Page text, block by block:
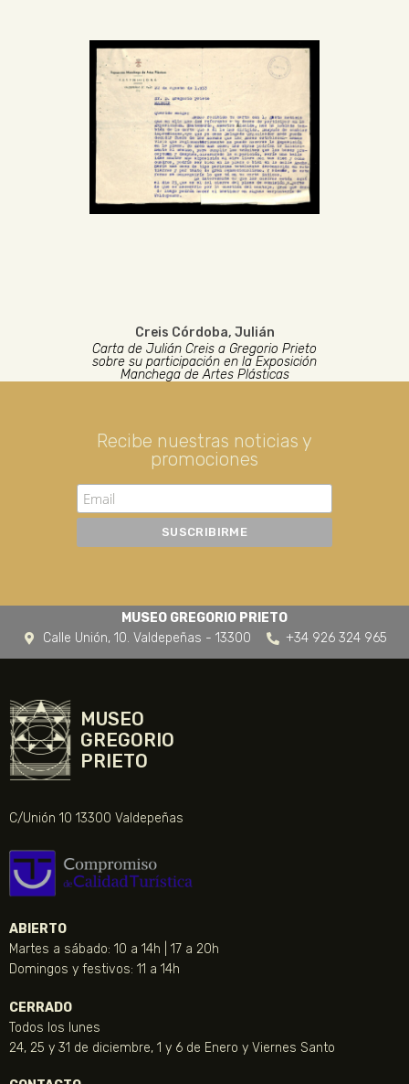
Creis Córdoba, Julián
Carta de Julián Creis a Gregorio Prieto
sobre su participación en la Exposición
Manchega de Artes Plásticas
Recibe nuestras noticias y
promociones
MUSEO GREGORIO PRIETO
Calle Unión, 10. Valdepeñas - 13300
+34 926 324 965
MUSEO
GREGORIO
PRIETO
C/Unión 10 13300 Valdepeñas
ABIERTO
Martes a sábado: 10 a 14h | 17 a 20h
Domingos y festivos: 11 a 14h
CERRADO
Todos los lunes
24, 25 y 31 de diciembre, 1 y 6 de Enero y Viernes Santo